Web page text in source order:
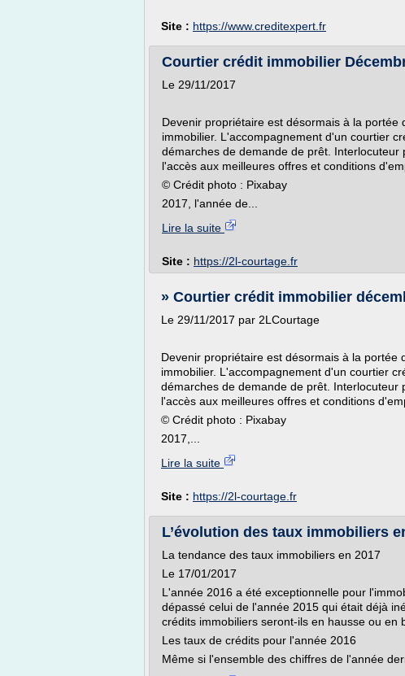
Site : https://www.creditexpert.fr
Courtier crédit immobilier
Le 29/11/2017
Devenir propriétaire est désormais à la
immobilier. L'accompagnement d'un courtier
démarches de demande de prêt.
l'accès aux meilleures offres et conditions
© Crédit photo : Pixabay
2017, l'année de...
Lire la suite
Site : https://2l-courtage.fr
» Courtier crédit immobilier
Le 29/11/2017 par 2LCourtage
Devenir propriétaire est désormais à la
immobilier. L'accompagnement d'un courtier
démarches de demande de prêt.
l'accès aux meilleures offres et conditions
© Crédit photo : Pixabay
2017,...
Lire la suite
Site : https://2l-courtage.fr
L’évolution des taux immobiliers
La tendance des taux immobiliers en 2017
Le 17/01/2017
L'année 2016 a été exceptionnelle pour
dépassé celui de l'année 2015 qui était déjà
crédits immobiliers seront-ils en hausse ou en
Les taux de crédits pour l'année 2016
Même si l'ensemble des chiffres de l'année